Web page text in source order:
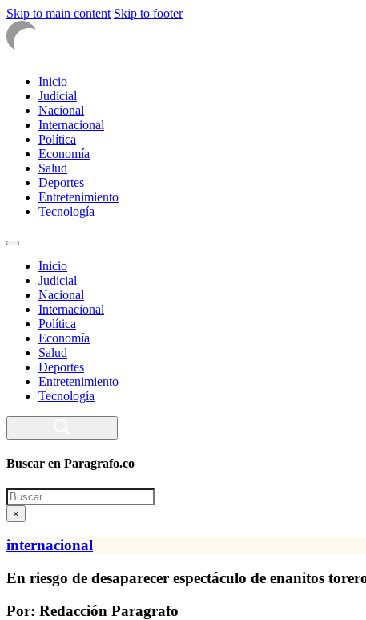
Skip to main content Skip to footer
Inicio
Judicial
Nacional
Internacional
Política
Economía
Salud
Deportes
Entretenimiento
Tecnología
Inicio
Judicial
Nacional
Internacional
Política
Economía
Salud
Deportes
Entretenimiento
Tecnología
Buscar en Paragrafo.co
Search
×
internacional
En riesgo de desaparecer espectáculo de enanitos
Por: Redacción Paragrafo